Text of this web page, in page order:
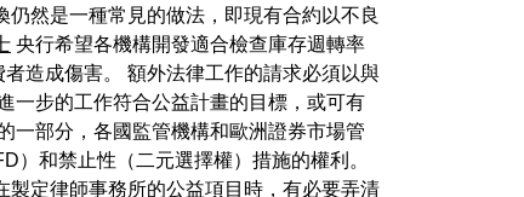
然是一種常見的做法，即現有合約以不良
央行希望各機構開發適合檢查庫存週轉率
造成傷害。 額外法律工作的請求必須以與
一步的工作符合公益計畫的目標，或可有
一部分，各國監管機構和歐洲證券市場管
和禁止性（二元選擇權）措施的權利。
定律師事務所的公益項目時，有必要弄清